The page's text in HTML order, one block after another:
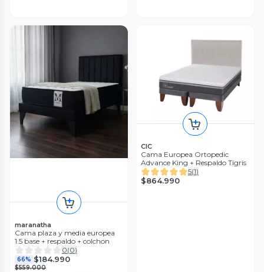
maranatha
Cama plaza y media europea
1.5 base + respaldo + colchon
0(0)
66% $184.990
$559.000
CIC
Cama Europea Ortopedic
Advance King + Respaldo Tigris
5(1)
$864.990